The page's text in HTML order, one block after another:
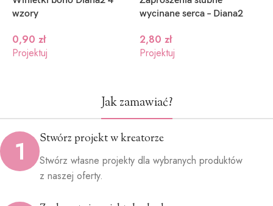
wzory
0,90 zł
Projektuj
wycinane serca – Diana2
2,80 zł
Projektuj
Jak zamawiać?
1 Stwórz projekt w kreatorze
Stwórz własne projekty dla wybranych produktów
z naszej oferty.